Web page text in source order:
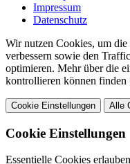
Impressum
Datenschutz
Wir nutzen Cookies, um
verbessern sowie den
optimieren. Mehr über die
kontrollieren können finden
Cookie Einstellungen Alle
Cookie Einstellungen
Essentielle Cookies erlauben